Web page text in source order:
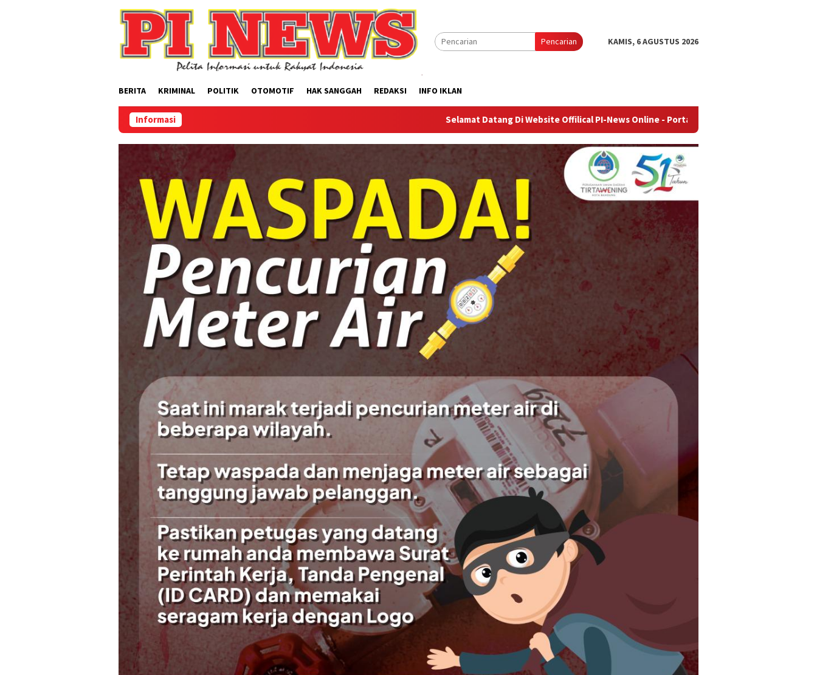
Pencarian
KAMIS, 6 AGUSTUS 2026
BERITA KRIMINAL POLITIK OTOMOTIF HAK SANGGAH REDAKSI INFO IKLAN
Informasi Selamat Datang Di Website Offilical PI-News Online - Portal Berita Terupdate & Terpercaya